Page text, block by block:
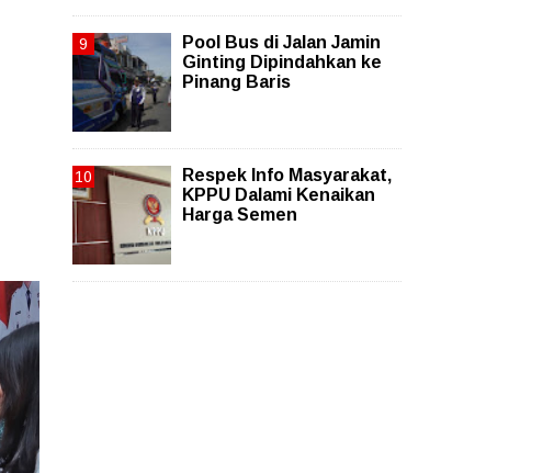
Pool Bus di Jalan Jamin
Ginting Dipindahkan ke
Pinang Baris
Respek Info Masyarakat,
KPPU Dalami Kenaikan
Harga Semen